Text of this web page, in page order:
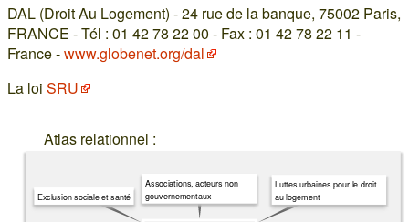
DAL (Droit Au Logement) - 24 rue de la banque, 75002 Paris,
FRANCE - Tél : 01 42 78 22 00 - Fax : 01 42 78 22 11 -
France -www.globenet.org/dal
La loi SRU
Atlas relationnel :
Luttes urbaines pour le droit
au logement
Associations, acteurs non
gouvernementaux
Exclusion sociale et santé